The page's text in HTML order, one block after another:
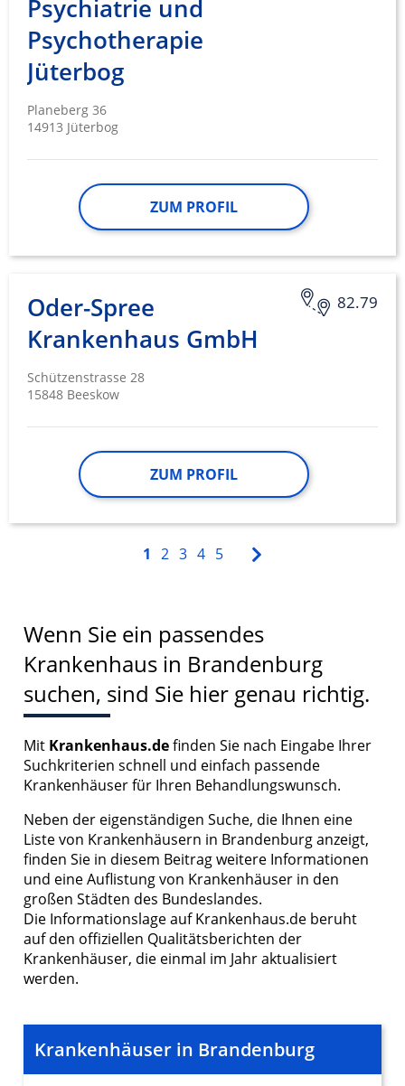
Psychiatrie und
Psychotherapie
Jüterbog
Planeberg 36
14913 Jüterbog
ZUM PROFIL
82.79
Oder-Spree
Krankenhaus GmbH
Schützenstrasse 28
15848 Beeskow
ZUM PROFIL
1 2 3 4 5
Wenn Sie ein passendes
Krankenhaus in Brandenburg
suchen, sind Sie hier genau richtig.
Mit Krankenhaus.definden Sie nach Eingabe Ihrer
Suchkriterien schnell und einfach passende
Krankenhäuser für Ihren Behandlungswunsch.
Neben der eigenständigen Suche, die Ihnen eine
Liste von Krankenhäusern in Brandenburg anzeigt,
finden Sie in diesem Beitrag weitere Informationen
und eine Auflistung von Krankenhäuser in den
großen Städten des Bundeslandes.
Die Informationslage auf Krankenhaus.de beruht
auf den offiziellen Qualitätsberichten der
Krankenhäuser, die einmal im Jahr aktualisiert
werden.
Krankenhäuser in Brandenburg